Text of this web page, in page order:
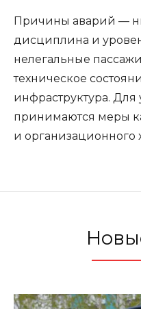
Причины аварий —
дисциплина и
нелегальные
техническое
инфраструктура.
принимаются меры
и организационного